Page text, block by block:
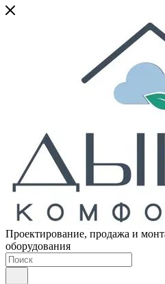
Проектирование, продажа и
оборудования